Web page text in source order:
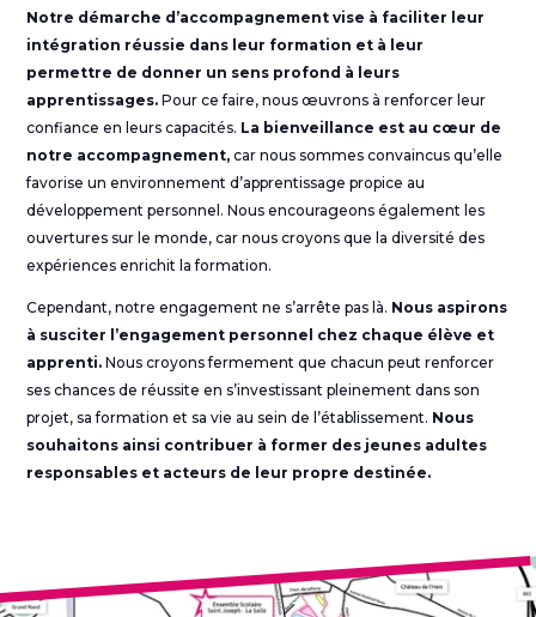
Notre démarche d’accompagnement vise à faciliter leur
intégration réussie dans leur formation et à leur
permettre de donner un sens profond à leurs
apprentissages. Pour ce faire, nous œuvrons à renforcer leur
confiance en leurs capacités. La bienveillance est au cœur de
notre accompagnement, car nous sommes convaincus qu’elle
favorise un environnement d’apprentissage propice au
développement personnel. Nous encourageons également les
ouvertures sur le monde, car nous croyons que la diversité des
expériences enrichit la formation.
Cependant, notre engagement ne s’arrête pas là. Nous aspirons
à susciter l’engagement personnel chez chaque élève et
apprenti. Nous croyons fermement que chacun peut renforcer
ses chances de réussite en s’investissant pleinement dans son
projet, sa formation et sa vie au sein de l’établissement. Nous
souhaitons ainsi contribuer à former des jeunes adultes
responsables et acteurs de leur propre destinée.